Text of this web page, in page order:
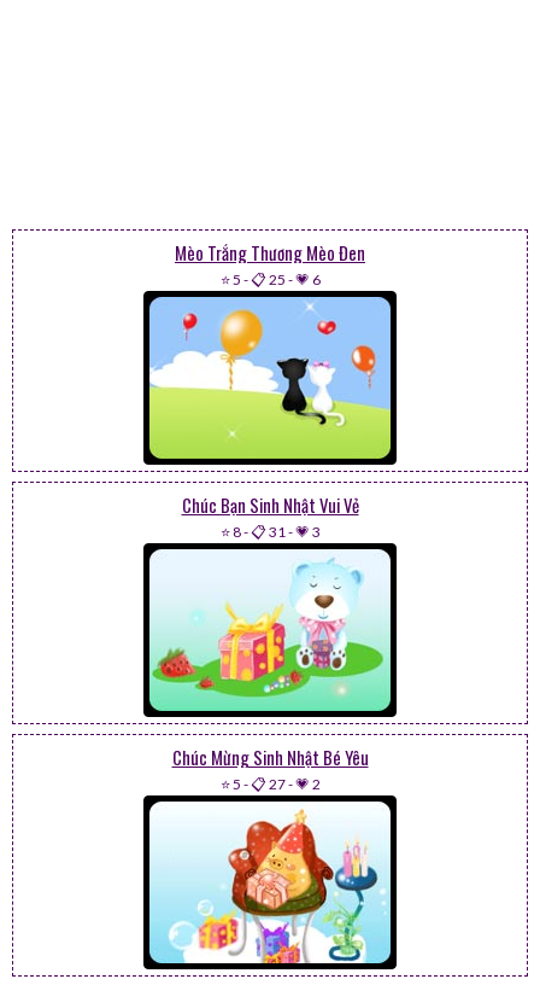
Mèo Trắng Thương Mèo Đen
⭐ 5 -📋 25 -💗 6
Chúc Bạn Sinh Nhật Vui Vẻ
⭐ 8-📋 31-💗 3
Chúc Mừng Sinh Nhật Bé Yêu
⭐ 5 -📋 27-💗 2